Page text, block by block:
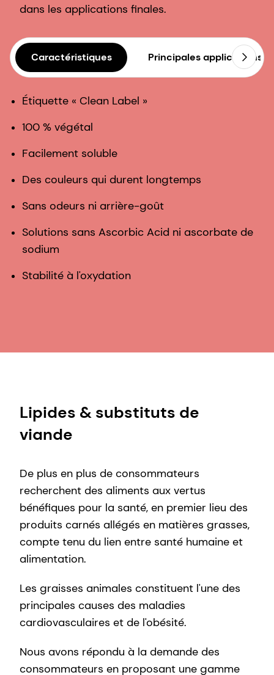
dans les applications finales.
Caractéristiques Principales applications
Étiquette « Clean Label »
100 % végétal
Facilement soluble
Des couleurs qui durent longtemps
Sans odeurs ni arrière-goût
Solutions sans Ascorbic Acid ni ascorbate de
sodium
Stabilité à l'oxydation
Lipides & substituts de
viande
De plus en plus de consommateurs
recherchent des aliments aux vertus
bénéfiques pour la santé, en premier lieu des
produits carnés allégés en matières grasses,
compte tenu du lien entre santé humaine et
alimentation.
Les graisses animales constituent l'une des
principales causes des maladies
cardiovasculaires et de l'obésité.
Nous avons répondu à la demande des
consommateurs en proposant une gamme